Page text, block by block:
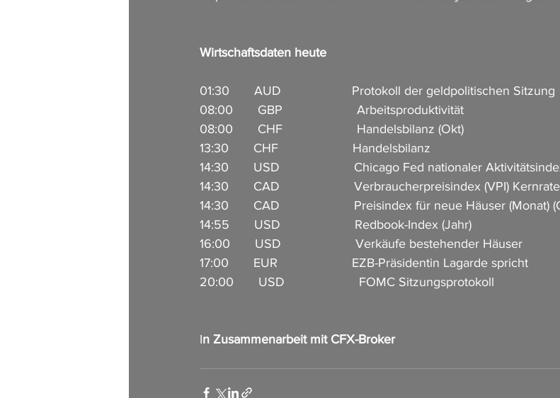
Wirtschaftsdaten heute
01:30       AUD                    Protokoll der
08:00       GBP                     Arbeitsproduktivität
08:00       CHF                     Handelsbilanz (Okt)
13:30       CHF                     Handelsbilanz
14:30       USD                     Chicago Fed nationaler
14:30       CAD                     Verbraucherpreisindex (VPI)
14:30       CAD                     Preisindex für neue
14:55       USD                     Redbook-Index (Jahr)
16:00       USD                     Verkäufe bestehender
17:00       EUR                     EZB-Präsidentin Lagarde
20:00       USD                     FOMC Sitzungsprotokoll
In Zusammenarbeit mit CFX-Broker